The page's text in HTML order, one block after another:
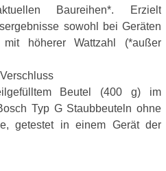
Baureihen*. Erzielt
sowohl bei Geräten
höherer Wattzahl (*außer
Beutel (400 g) im
Typ G Staubbeuteln ohne
getestet in einem Gerät der